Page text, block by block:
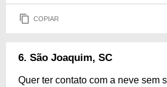
COPIAR
6. São Joaquim, SC
Quer ter contato com a neve sem